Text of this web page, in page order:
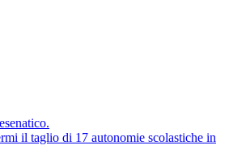
il taglio di 17 autonomie scolastiche in